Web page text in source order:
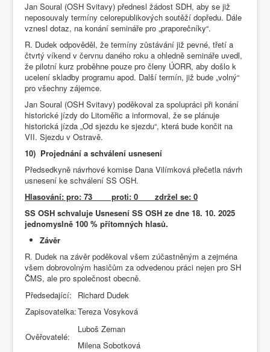
Jan Soural (OSH Svitavy) přednesl žádost SDH, aby se již
neposouvaly termíny celorepublikových soutěží dopředu. Dále
vznesl dotaz, na konání semináře pro „praporečníky“.
R. Dudek odpověděl, že termíny zůstávání již pevné, třetí a
čtvrtý víkend v červnu daného roku a ohledně semináře uvedl,
že pilotní kurz proběhne pouze pro členy ÚORR, aby došlo k
ucelení skladby programu apod. Další termín, již bude „volný“
pro všechny zájemce.
Jan Soural (OSH Svitavy) poděkoval za spolupráci při konání
historické jízdy do Litoměřic a informoval, že se plánuje
historická jízda „Od sjezdu ke sjezdu“, která bude končit na
VII. Sjezdu v Ostravě.
10) Projednání a schválení usnesení
Předsedkyně návrhové komise Dana Vilímková přečetla návrh
usnesení ke schválení SS OSH.
Hlasování: pro: 73 proti: 0 zdržel se: 0
SS OSH schvaluje Usnesení SS OSH ze dne 18. 10. 2025
jednomyslně 100 % přítomných hlasů.
Závěr
R. Dudek na závěr poděkoval všem zúčastněným a zejména
všem dobrovolným hasičům za odvedenou práci nejen pro SH
ČMS, ale pro společnost obecně.
Předsedající:
Zapisovatelka:
Richard Dudek
Tereza Vosyková
Ověřovatelé:
Luboš Zeman
Milena Sobotková